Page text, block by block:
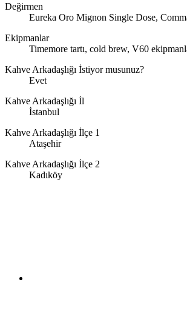
Değirmen
Eureka Oro Mignon Single Dose,
Ekipmanlar
Timemore tartı, cold brew, V60
Kahve Arkadaşlığı İstiyor musunuz?
Evet
Kahve Arkadaşlığı İl
İstanbul
Kahve Arkadaşlığı İlçe 1
Ataşehir
Kahve Arkadaşlığı İlçe 2
Kadıköy